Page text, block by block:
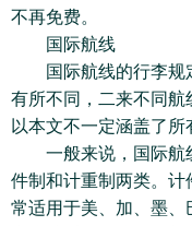
不再免费。
国际航线
国际航线的行李规
有所不同，二来不同
以本文不一定涵盖了所
一般来说，国际航
件制和计重制两类。计
常适用于美、加、墨、